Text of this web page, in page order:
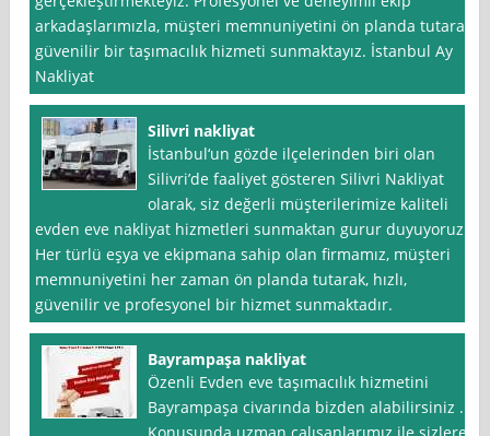
arkadaşlarımızla, müşteri memnuniyetini ön planda tutarak
güvenilir bir taşımacılık hizmeti sunmaktayız. İstanbul Ay
Nakliyat
Silivri nakliyat
İstanbul‘un gözde ilçelerinden biri olan
Silivri’de faaliyet gösteren Silivri Nakliyat
olarak, siz değerli müşterilerimize kaliteli
evden eve nakliyat hizmetleri sunmaktan gurur duyuyoruz.
Her türlü eşya ve ekipmana sahip olan firmamız, müşteri
memnuniyetini her zaman ön planda tutarak, hızlı,
güvenilir ve profesyonel bir hizmet sunmaktadır.
Bayrampaşa nakliyat
Özenli Evden eve taşımacılık hizmetini
Bayrampaşa civarında bizden alabilirsiniz .